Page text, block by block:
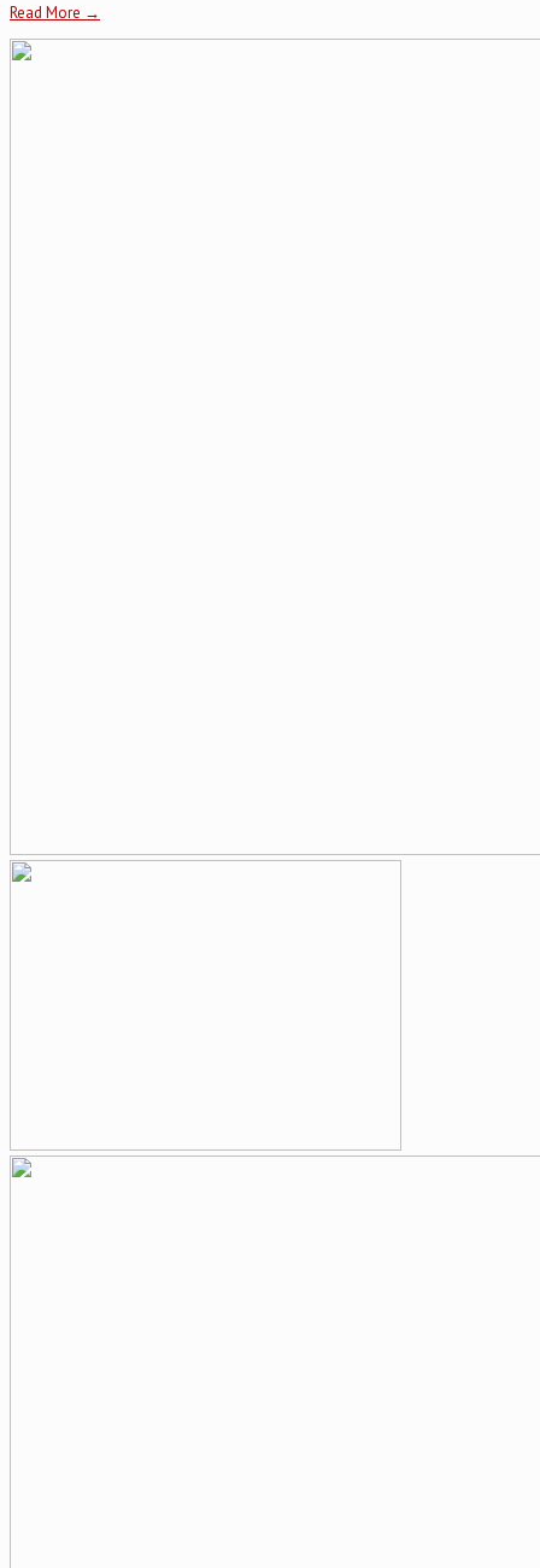
Read More →